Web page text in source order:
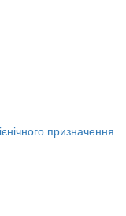
призначення